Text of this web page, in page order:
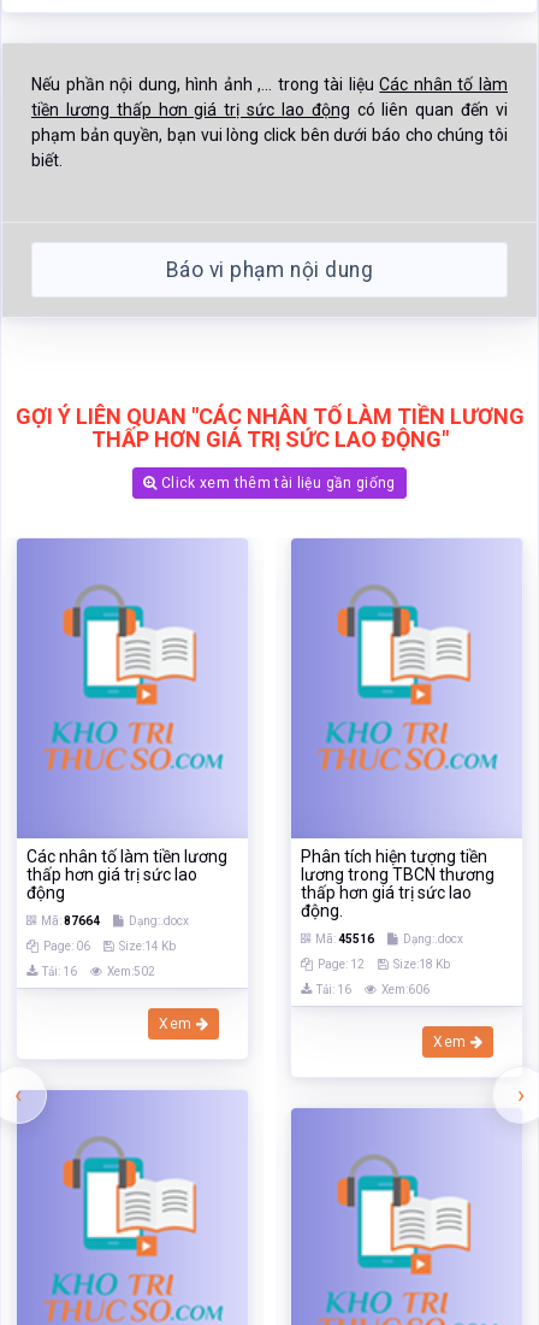
Nếu phần nội dung, hình ảnh ,... trong tài liệuCác nhân tố làm
tiền lương thấp hơn giá trị sức lao động có liên quan đến vi
phạm bản quyền, bạn vui lòng click bên dưới báo cho chúng tôi
biết.
Báo vi phạm nội dung
GỢI Ý LIÊN QUAN "CÁC NHÂN TỐ LÀM TIỀN LƯƠNG
THẤP HƠN GIÁ TRỊ SỨC LAO ĐỘNG"
Click xem thêm tài liệu gần giống
Các nhân tố làm tiền lương
thấp hơn giá trị sức lao
động
Mã:87664
Dạng:.docx
Page: 06
Size:14 Kb
Tải: 16
Xem:502
Xem
Phân tích hiện tượng tiền
lương trong TBCN thương
thấp hơn giá trị sức lao
động.
Mã:45516
Dạng:.docx
Page: 12
Size:18 Kb
Tải: 16
Xem:606
Xem
‹ ›